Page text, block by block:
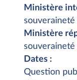
Ministère
Ministère
Dates :
Question